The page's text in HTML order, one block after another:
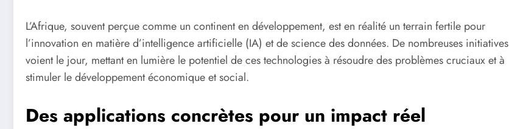
L’Afrique, souvent perçue comme un continent en développement, est en réalité un terrain fertile pour
l’innovation en matière d’intelligence artificielle (IA) et de science des données. De nombreuses initiatives
voient le jour, mettant en lumière le potentiel de ces technologies à résoudre des problèmes cruciaux et à
stimuler le développement économique et social.
Des applications concrètes pour un impact réel